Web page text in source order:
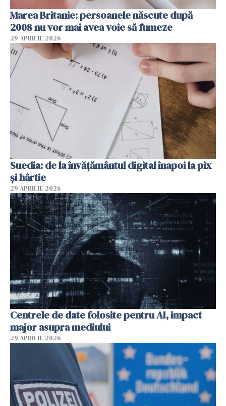
Marea Britanie: persoanele născute după
2008 nu vor mai avea voie să fumeze
29 APRILIE 2026
Suedia: de la învățământul digital înapoi la pix
și hârtie
29 APRILIE 2026
Centrele de date folosite pentru AI, impact
major asupra mediului
29 APRILIE 2026